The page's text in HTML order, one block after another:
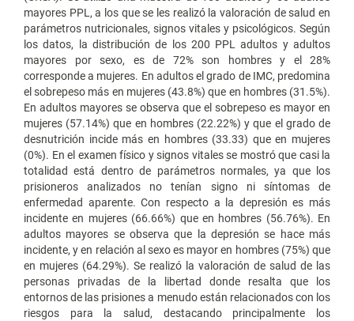
mayores PPL, a los que se les realizó la valoración de salud en
parámetros nutricionales, signos vitales y psicológicos. Según
los datos, la distribución de los 200 PPL adultos y adultos
mayores por sexo, es de 72% son hombres y el 28%
corresponde a mujeres. En adultos el grado de IMC, predomina
el sobrepeso más en mujeres (43.8%) que en hombres (31.5%).
En adultos mayores se observa que el sobrepeso es mayor en
mujeres (57.14%) que en hombres (22.22%) y que el grado de
desnutrición incide más en hombres (33.33) que en mujeres
(0%). En el examen físico y signos vitales se mostró que casi la
totalidad está dentro de parámetros normales, ya que los
prisioneros analizados no tenían signo ni síntomas de
enfermedad aparente. Con respecto a la depresión es más
incidente en mujeres (66.66%) que en hombres (56.76%). En
adultos mayores se observa que la depresión se hace más
incidente, y en relación al sexo es mayor en hombres (75%) que
en mujeres (64.29%). Se realizó la valoración de salud de las
personas privadas de la libertad donde resalta que los
entornos de las prisiones a menudo están relacionados con los
riesgos para la salud, destacando principalmente los